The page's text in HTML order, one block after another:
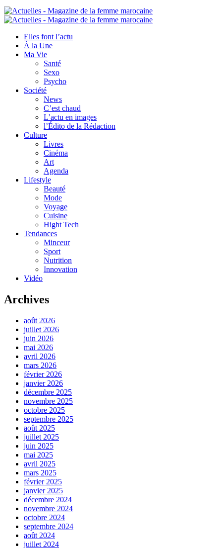
Elles font l’actu
À la Une
Ma Vie
Santé
Sexo
Psycho
Société
News
C’est chaud
L’actu en images
l’Édito de la Rédaction
Culture
Livres
Cinéma
Art
Agenda
Lifestyle
Beauté
Mode
Voyage
Cuisine
Hight Tech
Tendances
Minceur
Sport
Nutrition
Innovation
Vidéo
Archives
août 2026
juillet 2026
juin 2026
mai 2026
avril 2026
mars 2026
février 2026
janvier 2026
décembre 2025
novembre 2025
octobre 2025
septembre 2025
août 2025
juillet 2025
juin 2025
mai 2025
avril 2025
mars 2025
février 2025
janvier 2025
décembre 2024
novembre 2024
octobre 2024
septembre 2024
août 2024
juillet 2024